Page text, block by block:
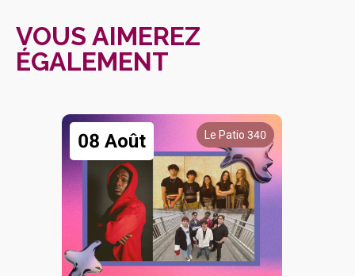
VOUS AIMEREZ
ÉGALEMENT
08 Août Le Patio 340